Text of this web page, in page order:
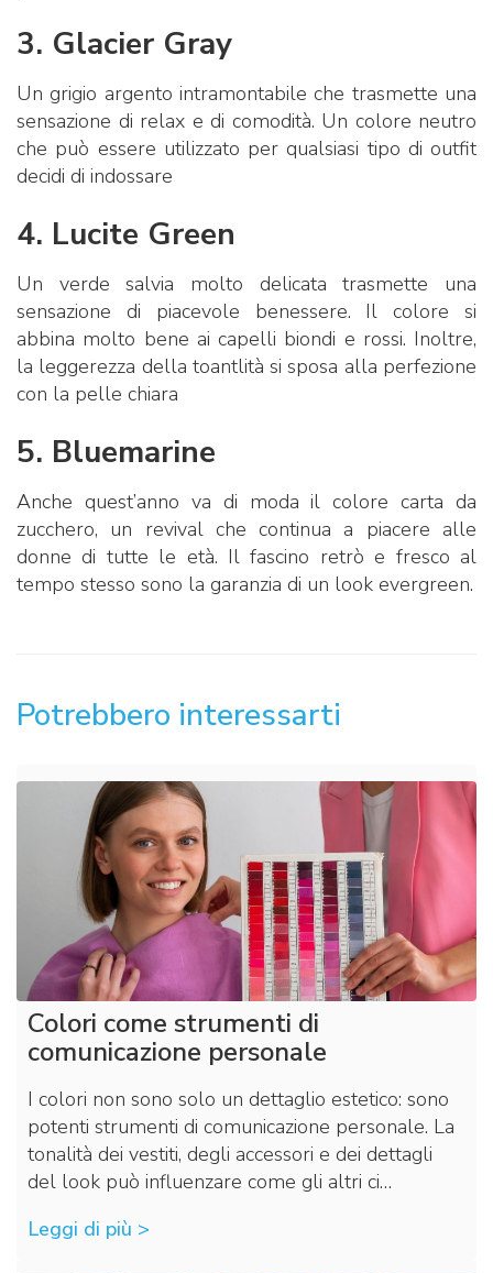
3. Glacier Gray
Un grigio argento intramontabile che trasmette una
sensazione di relax e di comodità. Un colore neutro
che può essere utilizzato per qualsiasi tipo di outfit
decidi di indossare
4. Lucite Green
Un verde salvia molto delicata trasmette una
sensazione di piacevole benessere. Il colore si
abbina molto bene ai capelli biondi e rossi. Inoltre,
la leggerezza della toantlità si sposa alla perfezione
con la pelle chiara
5. Bluemarine
Anche quest’anno va di moda il colore carta da
zucchero, un revival che continua a piacere alle
donne di tutte le età. Il fascino retrò e fresco al
tempo stesso sono la garanzia di un look evergreen.
Potrebbero interessarti
Colori come strumenti di
comunicazione personale
I colori non sono solo un dettaglio estetico: sono
potenti strumenti di comunicazione personale. La
tonalità dei vestiti, degli accessori e dei dettagli
del look può influenzare come gli altri ci…
Leggi di più >